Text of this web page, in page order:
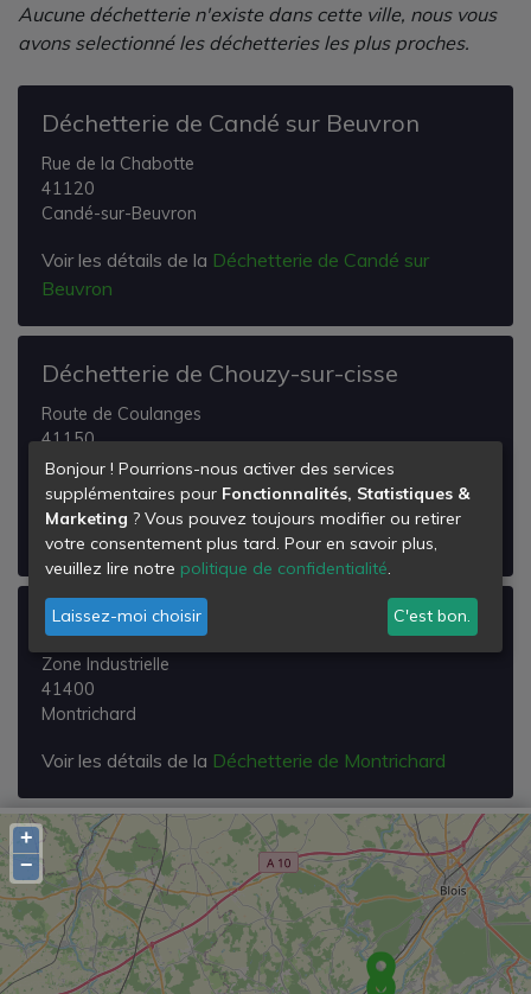
Aucune déchetterie n'existe dans cette ville, nous vous
avons selectionné les déchetteries les plus proches.
Déchetterie de Candé sur Beuvron
Rue de la Chabotte
41120
Candé-sur-Beuvron
Voir les détails de la Déchetterie de Candé sur
Beuvron
Déchetterie de Chouzy-sur-cisse
Route de Coulanges
41150
Chouzy-sur-Cisse
Voir les détails de la
Déchetterie de Chouzy-sur-
cisse
Déchetterie de Montrichard
Zone Industrielle
41400
Montrichard
Voir les détails de la Déchetterie de Montrichard
+
−
Bonjour ! Pourrions-nous activer des services
supplémentaires pour Fonctionnalités, Statistiques &
Marketing ? Vous pouvez toujours modifier ou retirer
votre consentement plus tard. Pour en savoir plus,
veuillez lire notre politique de confidentialité.
Laissez-moi choisir C'est bon.